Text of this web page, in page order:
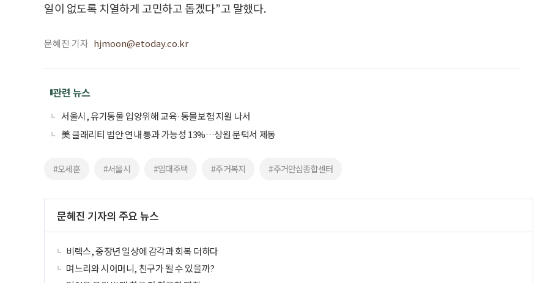
일이 없도록 치열하게 고민하고 돕겠다”고 말했다.
문혜진 기자 hjmoon@etoday.co.kr
관련 뉴스
서울시, 유기동물 입양위해 교육·동물보험 지원 나서
美 클래리티 법안 연내 통과 가능성 13%…상원 문턱서 제동
#오세훈 #서울시 #임대주택 #주거복지 #주거안심종합센터
문혜진 기자의 주요 뉴스
비렉스, 중장년 일상에 감각과 회복 더하다
며느리와 시어머니, 친구가 될 수 있을까?